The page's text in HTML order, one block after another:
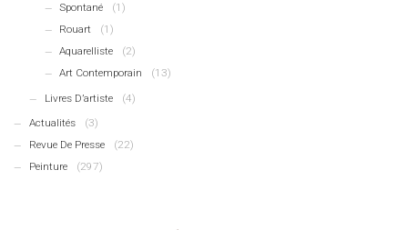
Spontané
(1)
Rouart
(1)
Aquarelliste
(2)
Art Contemporain
(13)
Livres D’artiste
(4)
Actualités
(3)
Revue De Presse
(22)
Peinture
(297)